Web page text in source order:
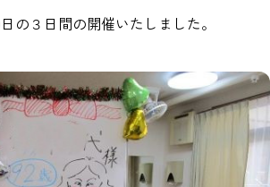
の３日間の開催いたしました。